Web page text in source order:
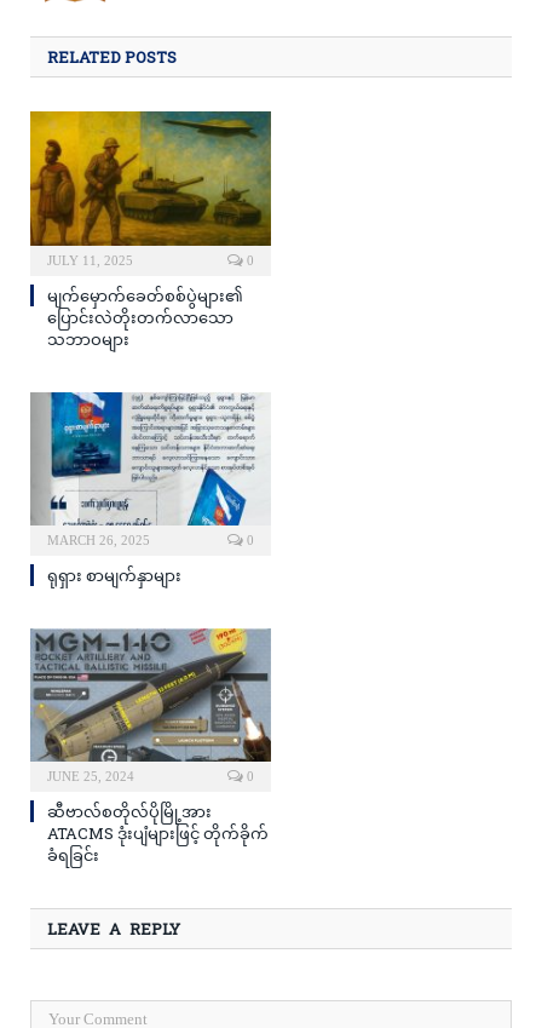
RELATED POSTS
JULY 11, 2025 0
မျက်မှောက်ခေတ်စစ်ပွဲများ၏
ပြောင်းလဲတိုးတက်လာသော
သဘာဝများ
MARCH 26, 2025 0
ရုရှား စာမျက်နှာများ
JUNE 25, 2024 0
ဆီဗာလ်စတိုလ်ပိုမြို့အား
ATACMS ဒုံးပျံများဖြင့် တိုက်ခိုက်
ခံရခြင်း
LEAVE A REPLY